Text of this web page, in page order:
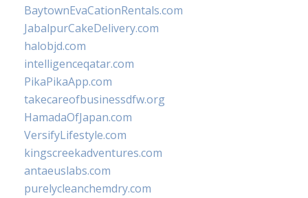
BaytownEvaCationRentals.com
JabalpurCakeDelivery.com
halobjd.com
intelligenceqatar.com
PikaPikaApp.com
takecareofbusinessdfw.org
HamadaOfJapan.com
VersifyLifestyle.com
kingscreekadventures.com
antaeuslabs.com
purelycleanchemdry.com